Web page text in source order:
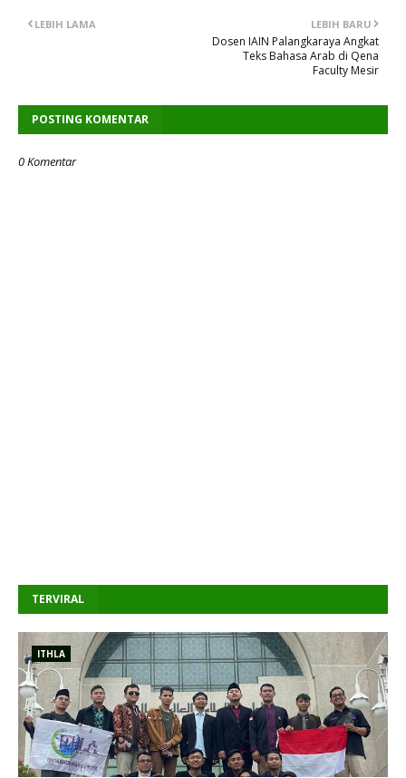
LEBIH BARU
Dosen IAIN Palangkaraya Angkat
Teks Bahasa Arab di Qena
Faculty Mesir
LEBIH LAMA
POSTING KOMENTAR
0 Komentar
TERVIRAL
ITHLA